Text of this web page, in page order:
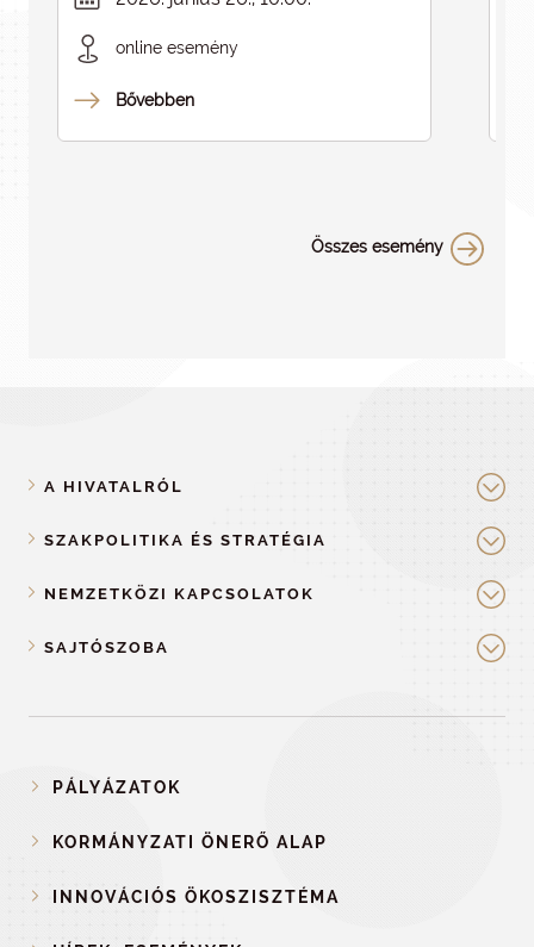
ELMARAD
online esemény
Bővebben
Összes esemény
A HIVATALRÓL
SZAKPOLITIKA ÉS STRATÉGIA
NEMZETKÖZI KAPCSOLATOK
SAJTÓSZOBA
PÁLYÁZATOK
KORMÁNYZATI ÖNERŐ ALAP
INNOVÁCIÓS ÖKOSZISZTÉMA